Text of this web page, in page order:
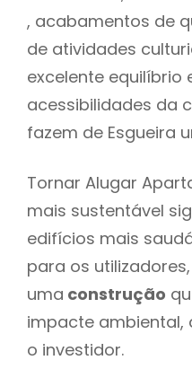
, acabamentos de
de atividades
excelente equilíbrio
acessibilidades da
fazem de Esgueira
Tornar Alugar
mais sustentável
edifícios mais
para os
uma construção
impacte ambiental,
o investidor.